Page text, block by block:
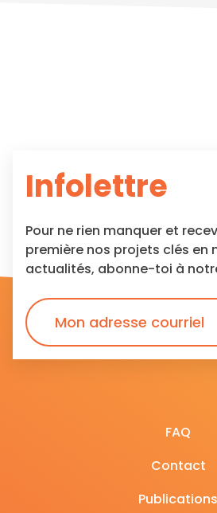
Infolettre
Pour ne rien manquer et
première nos projets clés en
actualités, abonne-toi à
FAQ
Contact
Publications